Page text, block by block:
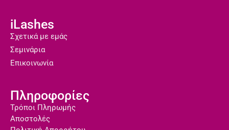
iLashes
Σχετικά με εμάς
Σεμινάρια
Επικοινωνία
Πληροφορίες
Τρόποι Πληρωμής
Αποστολές